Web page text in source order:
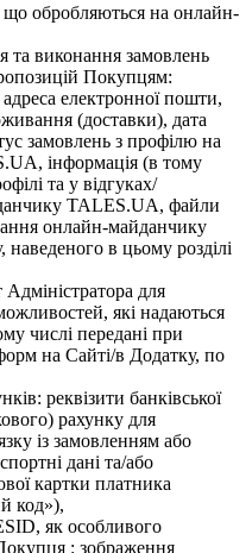
обробляються на онлайн-
та виконання замовлень
Покупцям:
адреса електронної пошти,
(доставки), дата
замовлень з профілю на
інформація (в тому
та у відгуках/
TALES.UA, файли
онлайн-майданчику
в цьому розділі
Адміністратора для
які надаються
числі передані при
на Сайті/в Додатку, по
реквізити банківської
рахунку для
із замовленням або
дані та/або
картки платника
код»),
як особливого
: зображення